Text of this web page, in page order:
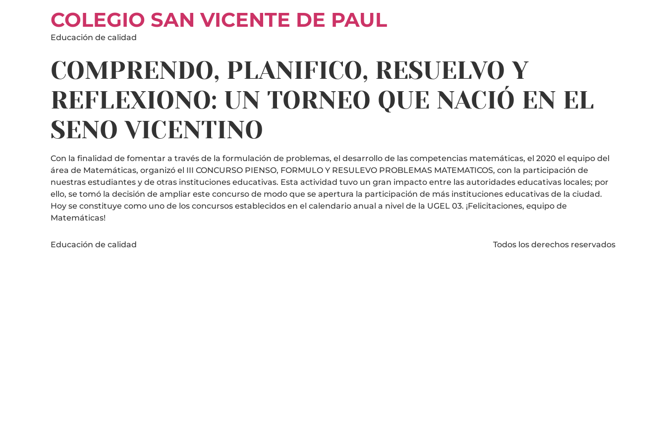
COLEGIO SAN VICENTE DE PAUL
Educación de calidad
COMPRENDO, PLANIFICO, RESUELVO Y
REFLEXIONO: UN TORNEO QUE NACIÓ EN EL
SENO VICENTINO
Con la finalidad de fomentar a través de la formulación de problemas, el desarrollo de las competencias matemáticas, el 2020 el equipo del
área de Matemáticas, organizó el III CONCURSO PIENSO, FORMULO Y RESULEVO PROBLEMAS MATEMATICOS, con la participación de
nuestras estudiantes y de otras instituciones educativas. Esta actividad tuvo un gran impacto entre las autoridades educativas locales; por
ello, se tomó la decisión de ampliar este concurso de modo que se apertura la participación de más instituciones educativas de la ciudad.
Hoy se constituye como uno de los concursos establecidos en el calendario anual a nivel de la UGEL 03. ¡Felicitaciones, equipo de
Matemáticas!
Educación de calidad Todos los derechos reservados